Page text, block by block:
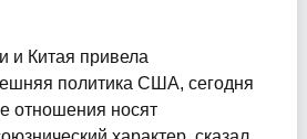
и Китая привела
политика США, сегодня
отношения носят